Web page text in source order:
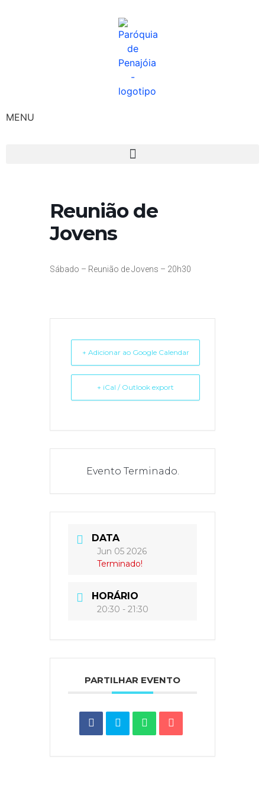
MENU
Reunião de
Jovens
Sábado – Reunião de Jovens – 20h30
+ Adicionar ao Google Calendar
+ iCal / Outlook export
Evento Terminado.
DATA
Jun 05 2026
Terminado!
HORÁRIO
20:30 - 21:30
PARTILHAR EVENTO